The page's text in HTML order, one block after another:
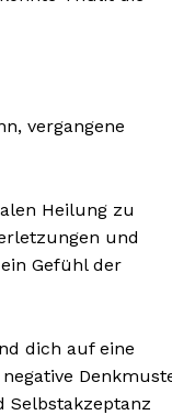
vergangene
Heilung zu
und
Gefühl der
dich auf eine
Selbstakzeptanz